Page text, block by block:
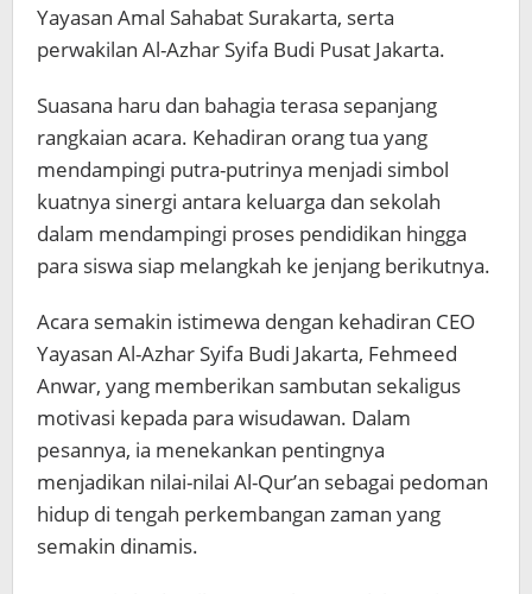
Yayasan Amal Sahabat Surakarta, serta
perwakilan Al-Azhar Syifa Budi Pusat Jakarta.
Suasana haru dan bahagia terasa sepanjang
rangkaian acara. Kehadiran orang tua yang
mendampingi putra-putrinya menjadi simbol
kuatnya sinergi antara keluarga dan sekolah
dalam mendampingi proses pendidikan hingga
para siswa siap melangkah ke jenjang berikutnya.
Acara semakin istimewa dengan kehadiran CEO
Yayasan Al-Azhar Syifa Budi Jakarta, Fehmeed
Anwar, yang memberikan sambutan sekaligus
motivasi kepada para wisudawan. Dalam
pesannya, ia menekankan pentingnya
menjadikan nilai-nilai Al-Qur’an sebagai pedoman
hidup di tengah perkembangan zaman yang
semakin dinamis.